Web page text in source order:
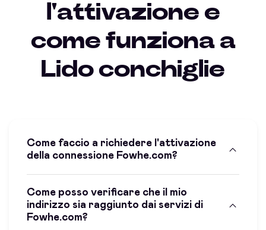
l'attivazione e
come funziona a
Lido conchiglie
Come faccio a richiedere l'attivazione
della connessione Fowhe.com?
Come posso verificare che il mio
indirizzo sia raggiunto dai servizi di
Fowhe.com?